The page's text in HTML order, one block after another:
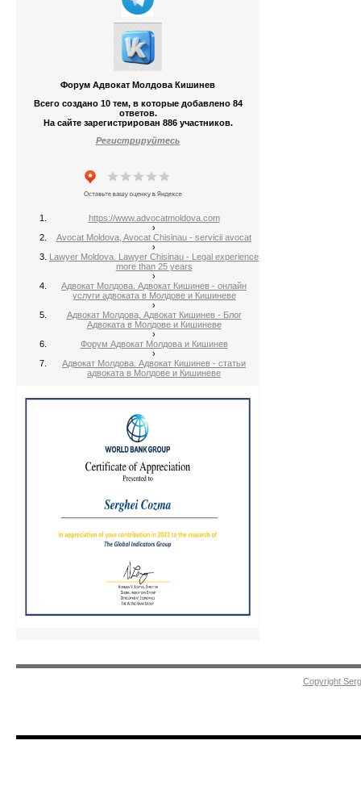
Форум Адвокат Молдова Кишинев
Всего создано 10 тем, в которые добавлено 84
ответов.
На сайте зарегистрирован 886 участников.
Регистрируйтесь
https://www.advocatmoldova.com
›
Avocat Moldova, Avocat Chisinau - servicii avocat
›
Lawyer Moldova. Lawyer Chisinau - Legal experience
more than 25 years
›
Адвокат Молдова. Адвокат Кишинев - онлайн
услуги адвоката в Молдове и Кишиневе
›
Адвокат Молдова, Адвокат Кишинев - Блог
Адвоката в Молдове и Кишиневе
›
Форум Адвокат Молдова и Кишинев
›
Адвокат Молдова. Адвокат Кишинев - статьи
адвоката в Молдове и Кишиневе
Copyright